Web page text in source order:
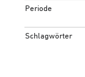
Periode
Schlagwörter